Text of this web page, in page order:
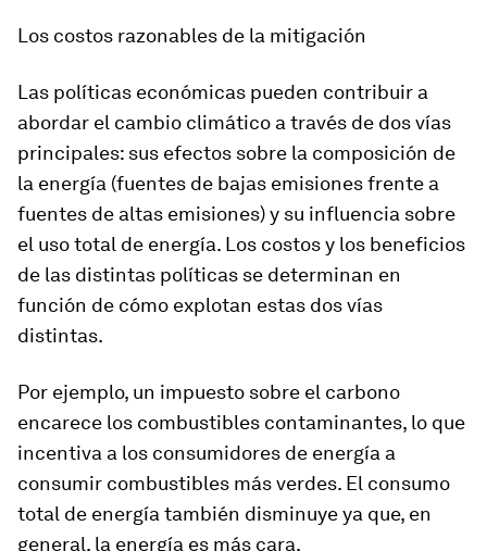
Los costos razonables de la mitigación
Las políticas económicas pueden contribuir a
abordar el cambio climático a través de dos vías
principales: sus efectos sobre la composición de
la energía (fuentes de bajas emisiones frente a
fuentes de altas emisiones) y su influencia sobre
el usototal de energía. Los costos y los beneficios
de las distintas políticas se determinan en
función de cómo explotan estas dos vías
distintas.
Por ejemplo, un impuesto sobre el carbono
encarece los combustibles contaminantes, lo que
incentiva a los consumidores de energía a
consumir combustibles más verdes. El consumo
total de energía también disminuye ya que, en
general, la energía es más cara.